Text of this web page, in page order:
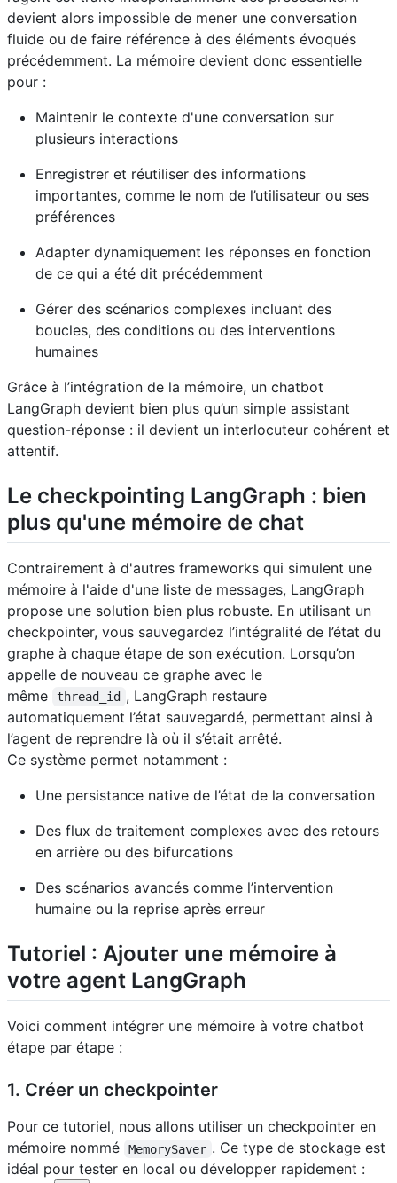
devient alors impossible de mener une conversation
fluide ou de faire référence à des éléments évoqués
précédemment. La mémoire devient donc essentielle
pour :
Maintenir le contexte d'une conversation sur
plusieurs interactions
Enregistrer et réutiliser des informations
importantes, comme le nom de l’utilisateur ou ses
préférences
Adapter dynamiquement les réponses en fonction
de ce qui a été dit précédemment
Gérer des scénarios complexes incluant des
boucles, des conditions ou des interventions
humaines
Grâce à l’intégration de la mémoire, un chatbot
LangGraph devient bien plus qu’un simple assistant
question-réponse : il devient un interlocuteur cohérent et
attentif.
Le checkpointing LangGraph : bien
plus qu'une mémoire de chat
Contrairement à d'autres frameworks qui simulent une
mémoire à l'aide d'une liste de messages, LangGraph
propose une solution bien plus robuste. En utilisant un
checkpointer, vous sauvegardez l’intégralité de l’état du
graphe à chaque étape de son exécution. Lorsqu’on
appelle de nouveau ce graphe avec le
même
thread_id , LangGraph restaure
automatiquement l’état sauvegardé, permettant ainsi à
l’agent de reprendre là où il s’était arrêté.
Ce système permet notamment :
Une persistance native de l’état de la conversation
Des flux de traitement complexes avec des retours
en arrière ou des bifurcations
Des scénarios avancés comme l’intervention
humaine ou la reprise après erreur
Tutoriel : Ajouter une mémoire à
votre agent LangGraph
Voici comment intégrer une mémoire à votre chatbot
étape par étape :
1. Créer un checkpointer
Pour ce tutoriel, nous allons utiliser un checkpointer en
mémoire nommé
MemorySaver . Ce type de stockage est
idéal pour tester en local ou développer rapidement :